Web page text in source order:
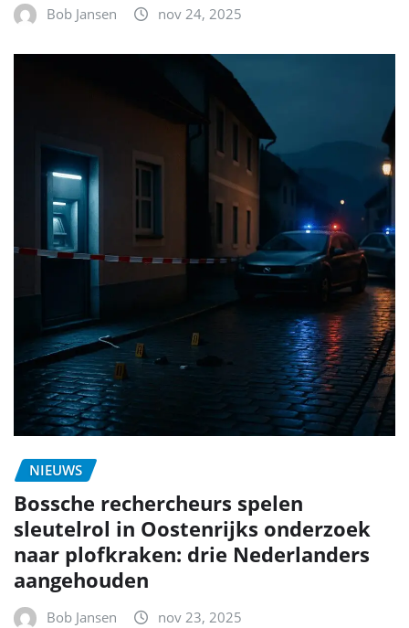
Bob Jansen nov 24, 2025
NIEUWS
Bossche rechercheurs spelen
sleutelrol in Oostenrijks onderzoek
naar plofkraken: drie Nederlanders
aangehouden
Bob Jansen nov 23, 2025